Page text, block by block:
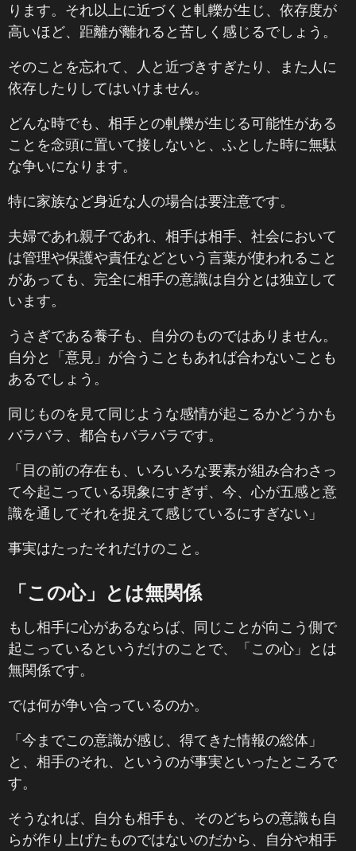
ります。それ以上に近づくと軋轢が生じ、依存度が
高いほど、距離が離れると苦しく感じるでしょう。
そのことを忘れて、人と近づきすぎたり、また人に
依存したりしてはいけません。
どんな時でも、相手との軋轢が生じる可能性がある
ことを念頭に置いて接しないと、ふとした時に無駄
な争いになります。
特に家族など身近な人の場合は要注意です。
夫婦であれ親子であれ、相手は相手、社会において
は管理や保護や責任などという言葉が使われること
があっても、完全に相手の意識は自分とは独立して
います。
うさぎである養子も、自分のものではありません。
自分と「意見」が合うこともあれば合わないことも
あるでしょう。
同じものを見て同じような感情が起こるかどうかも
バラバラ、都合もバラバラです。
「目の前の存在も、いろいろな要素が組み合わさっ
て今起こっている現象にすぎず、今、心が五感と意
識を通してそれを捉えて感じているにすぎない」
事実はたったそれだけのこと。
「この心」とは無関係
もし相手に心があるならば、同じことが向こう側で
起こっているというだけのことで、「この心」とは
無関係です。
では何が争い合っているのか。
「今までこの意識が感じ、得てきた情報の総体」
と、相手のそれ、というのが事実といったところで
す。
そうなれば、自分も相手も、そのどちらの意識も自
らが作り上げたものではないのだから、自分や相手